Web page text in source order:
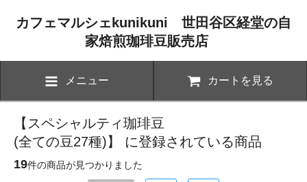
カフェマルシェkunikuni 世田谷区経堂の自
家焙煎珈琲豆販売店
メニュー カートを見る
【スペシャルティ珈琲豆
(全ての豆27種)】 に登録されている商品
19件の商品が見つかりました